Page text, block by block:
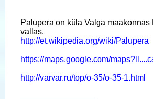
Palupera on küla Valga maakonnas
vallas.
http://et.wikipedia.org/wiki/Palupera
https://maps.google.com/
http://varvar.ru/top/o-35/o-35-1.html